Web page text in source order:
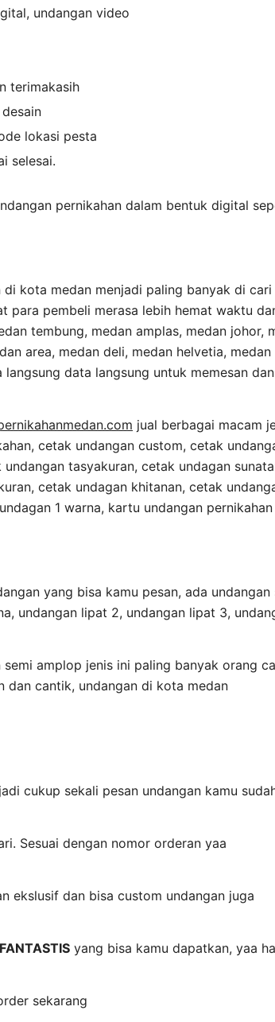
undangan video
terimakasih
lokasi pesta
selesai.
pernikahan dalam bentuk digital
di kota medan menjadi paling banyak di
para pembeli merasa lebih hemat waktu
tembung, medan amplas, medan johor,
area, medan deli, medan helvetia,
langsung data langsung untuk memesan
jual berbagai macam
cetak undangan custom, cetak
tasyakuran, cetak undagan
cetak undagan khitanan, cetak
1 warna, kartu undangan
yang bisa kamu pesan, ada
undangan lipat 2, undangan lipat 3,
semi amplop jenis ini paling banyak orang
dan cantik, undangan di kota medan
cukup sekali pesan undangan kamu
Sesuai dengan nomor orderan yaa
ekslusif dan bisa custom undangan juga
yang bisa kamu dapatkan, yaa
sekarang